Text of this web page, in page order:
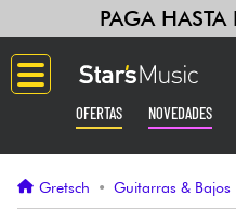
PAGA
OFERTAS NOVEDADES
Gretsch • Guitarras & Bajos